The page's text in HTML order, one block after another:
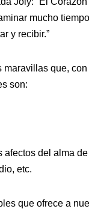
mucho
y recibir.”
maravillas que,
son:
afectos del alma
etc.
que ofrece a